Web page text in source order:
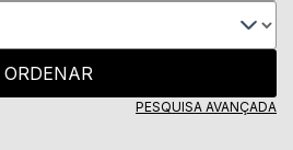
ORDENAR
PESQUISA AVANÇADA